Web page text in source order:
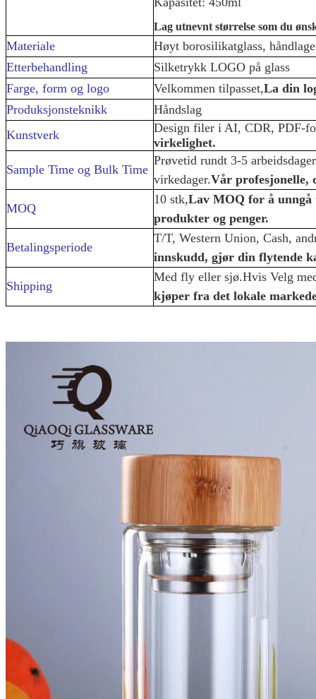
Lag utnevnt størrelse som du
Materiale
Høyt borosilikatglass,
Etterbehandling
Silketrykk LOGO på glass
Farge, form og logo
Velkommen tilpasset,La din
Produksjonsteknikk
Håndslag
Kunstverk
Design filer i AI, CDR, PDF-
virkelighet.
Sample Time og Bulk Time
Prøvetid rundt 3-5
virkedager.Vår profesjonelle,
MOQ
10 stk,Lav MOQ for å unngå
produkter og penger.
Betalingsperiode
T/T, Western Union, Cash,
innskudd, gjør din flytende
Shipping
Med fly eller sjø.Hvis Velg
kjøper fra det lokale